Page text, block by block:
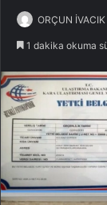
ORÇUN İVACIK
1 dakika okuma